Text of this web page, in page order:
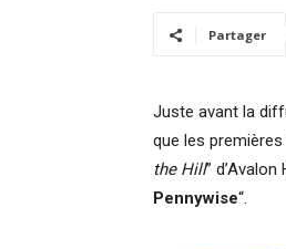
Partager
Juste avant la
que les
the Hill”
Pennywise“.